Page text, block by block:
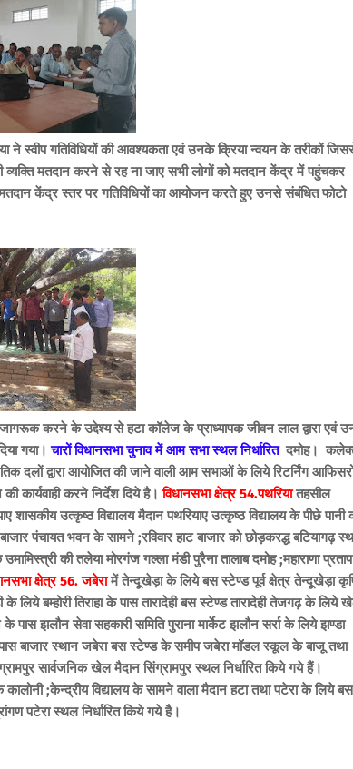
स्वीप गतिविधियों की आवश्यकता एवं उनके क्रिया न्वयन के तरीकों
व्यक्ति मतदान करने से रह ना जाए सभी लोगों को मतदान केंद्र में पहुंचकर
केंद्र स्तर पर गतिविधियों का आयोजन करते हुए उनसे संबंधित फोटो
जागरूक करने के उद्देश्य से हटा कॉलेज के प्राध्यापक जीवन लाल द्वारा एवं
गया।चारों विधानसभा चुनाव में आम सभा स्थल निर्धारित दमोह।
दलों द्वारा आयोजित की जाने वाली आम सभाओं के लिये रिटर्निंग
कार्यवाही करने निर्देश दिये है।विधानसभा क्षेत्र 54.पथरियातहसील
उत्कृष्ठ विद्यालय मैदान पथरियाए उत्कृष्ठ विद्यालय के पीछे पानी
पंचायत भवन के सामने ;रविवार हाट बाजार को छोड़करद्ध बटियागढ़
की तलेया मोरगंज गल्ला मंडी पुरैना तालाब दमोह ;महाराणा प्रताप
क्षेत्र 56. जबेरामें तेन्दूखेड़ा के लिये बस स्टेण्ड पूर्व क्षेत्र तेन्दूखेड़ा
बम्होरी तिराहा के पास तारादेही बस स्टेण्ड तारादेही तेजगढ़ के लिये
झलौन सेवा सहकारी समिति पुराना मार्केट झलौन सर्रा के लिये झण्डा
बाजार स्थान जबेरा बस स्टेण्ड के समीप जबेरा मॉडल स्कूल के बाजू तथा
सार्वजनिक खेल मैदान सिंग्रामपुर स्थल निर्धारित किये गये हैं।
;केन्द्रीय विद्यालय के सामने वाला मैदान हटा तथा पटेरा के लिये बस
पटेरा स्थल निर्धारित किये गये है।